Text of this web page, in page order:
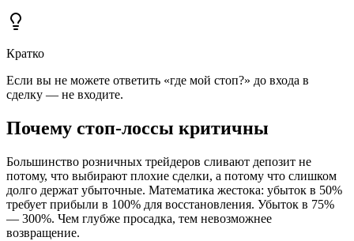
Кратко
Если вы не можете ответить «где мой стоп?» до входа в
сделку — не входите.
Почему стоп-лоссы критичны
Большинство розничных трейдеров сливают депозит не
потому, что выбирают плохие сделки, а потому что слишком
долго держат убыточные. Математика жестока: убыток в 50%
требует прибыли в 100% для восстановления. Убыток в 75%
— 300%. Чем глубже просадка, тем невозможнее
возвращение.